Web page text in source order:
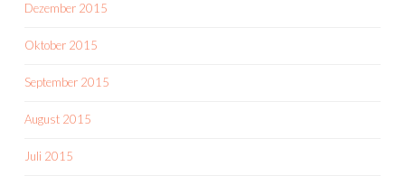
Dezember 2015
Oktober 2015
September 2015
August 2015
Juli 2015